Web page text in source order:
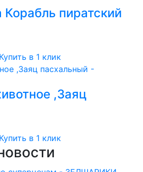
пиратский
Купить в 1 клик
,Заяц
Купить в 1 клик